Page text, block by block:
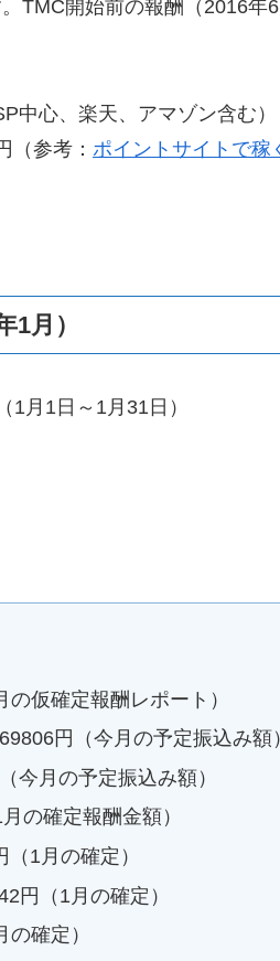
TMC開始前の報酬（2016年
心、楽天、アマゾン含む）
参考： ポイントサイトで稼
1月）
月1日～1月31日）
仮確定報酬レポート）
円（今月の予定振込み額）
今月の予定振込み額）
の確定報酬金額）
1月の確定）
円（1月の確定）
確定）